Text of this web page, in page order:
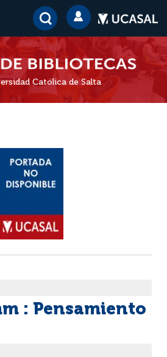
Católica de Salta
: Pensamiento